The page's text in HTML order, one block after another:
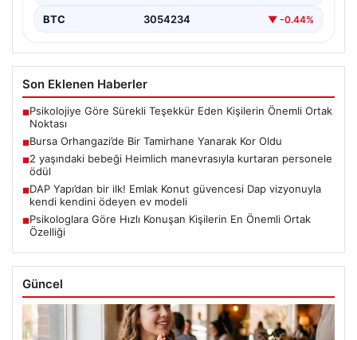
BTC 3054234 ▼ -0.44%
Son Eklenen Haberler
■Psikolojiye Göre Sürekli Teşekkür Eden Kişilerin Önemli Ortak
Noktası
■Bursa Orhangazi’de Bir Tamirhane Yanarak Kor Oldu
■2 yaşındaki bebeği Heimlich manevrasıyla kurtaran personele
ödül
■DAP Yapı’dan bir ilk! Emlak Konut güvencesi Dap vizyonuyla
kendi kendini ödeyen ev modeli
■Psikologlara Göre Hızlı Konuşan Kişilerin En Önemli Ortak
Özelliği
Güncel